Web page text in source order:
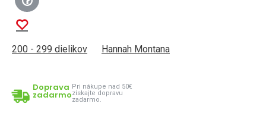
200 - 299 dielikov Hannah Montana
Doprava
zadarmo
Pri nákupe nad 50€
získajte dopravu
zadarmo.